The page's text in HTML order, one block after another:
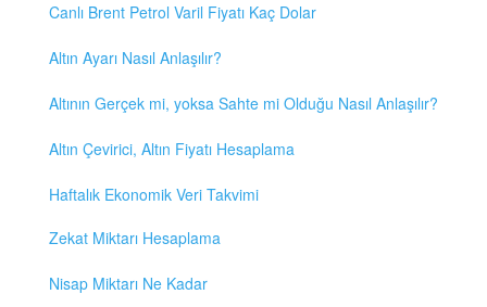
Canlı Brent Petrol Varil Fiyatı Kaç Dolar
Altın Ayarı Nasıl Anlaşılır?
Altının Gerçek mi, yoksa Sahte mi Olduğu Nasıl Anlaşılır?
Altın Çevirici, Altın Fiyatı Hesaplama
Haftalık Ekonomik Veri Takvimi
Zekat Miktarı Hesaplama
Nisap Miktarı Ne Kadar